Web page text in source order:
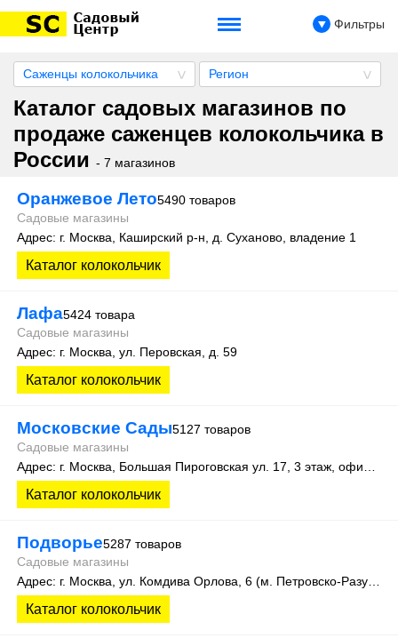
Фильтры
Саженцы колокольчика Регион
Каталог садовых магазинов по
продаже саженцев колокольчика в
России - 7 магазинов
Оранжевое Лето5490 товаров
Садовые магазины
Адрес: г. Москва, Каширский р-н, д. Суханово, владение 1
Каталог колокольчик
Лафа5424 товара
Садовые магазины
Адрес: г. Москва, ул. Перовская, д. 59
Каталог колокольчик
Московские Сады5127 товаров
Садовые магазины
Каталог колокольчик
Подворье5287 товаров
Садовые магазины
Каталог колокольчик